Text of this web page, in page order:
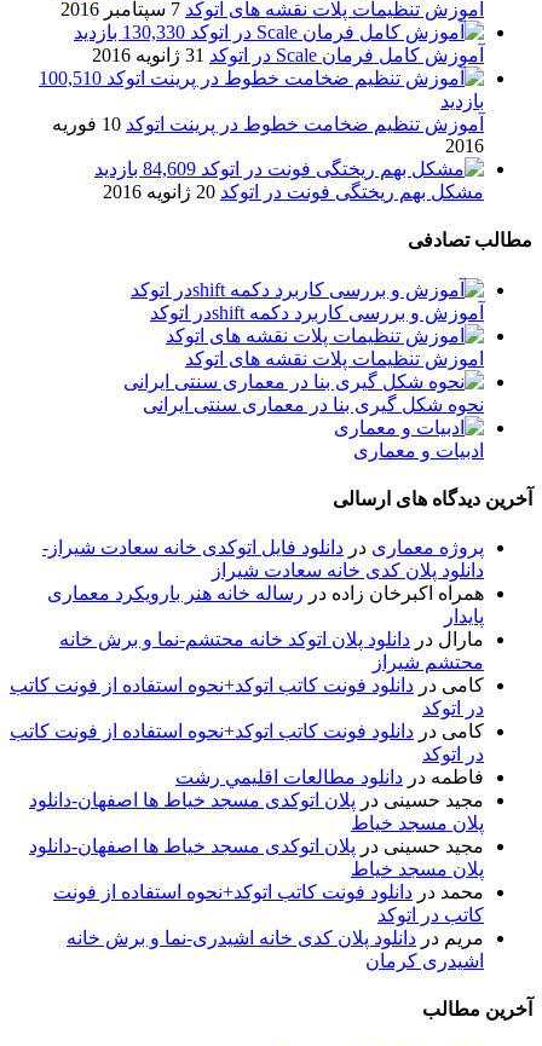
اموزش تنظیمات پلات نقشه های اتوکد 7 سپتامبر 2016
130,330 بازدید
آموزش کامل فرمان Scale در اتوکد
31 ژانویه 2016
100,510
بازدید
آموزش تنظیم ضخامت خطوط در پرینت اتوکد
10 فوریه
2016
84,609 بازدید
مشکل بهم ریختگی فونت در اتوکد 20 ژانویه 2016
مطالب تصادفی
آموزش و بررسی كاربرد دكمه shiftدر اتوكد
اموزش تنظیمات پلات نقشه های اتوکد
نحوه شکل گیری بنا در معماری سنتی ایرانی
ادبیات و معماری
آخرین دیدگاه های ارسالی
پروژه معماری در دانلود فایل اتوکدی خانه سعادت شیراز-
دانلود پلان کدی خانه سعادت شیراز
همراه اکبرخان زاده در رساله خانه هنر بارویکرد معماری
پایدار
مارال در دانلود پلان اتوکد خانه محتشم-نما و برش خانه
محتشم شیراز
کامی در دانلود فونت کاتب اتوکد+نحوه استفاده از فونت کاتب
در اتوکد
کامی در دانلود فونت کاتب اتوکد+نحوه استفاده از فونت کاتب
در اتوکد
فاطمه در دانلود مطالعات اقليمي رشت
مجید حسینی در پلان اتوکدی مسجد خیاط ها اصفهان-دانلود
پلان مسجد خیاط
مجید حسینی در پلان اتوکدی مسجد خیاط ها اصفهان-دانلود
پلان مسجد خیاط
محمد در دانلود فونت کاتب اتوکد+نحوه استفاده از فونت
کاتب در اتوکد
مریم در دانلود پلان کدی خانه اشیدری-نما و برش خانه
اشیدری کرمان
آخرین مطالب